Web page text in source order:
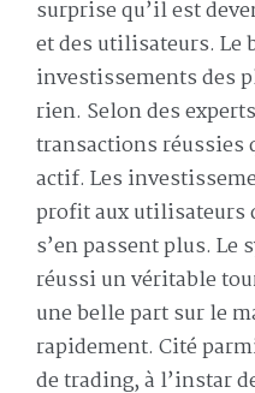
surprise qu’il est
et des utilisateurs. Le
investissements des
rien. Selon des
transactions réussies
actif. Les
profit aux utilisateurs
s’en passent plus. Le
réussi un véritable
une belle part sur le
rapidement. Cité
de trading, à l’instar